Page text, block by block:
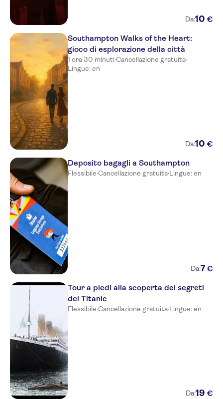
Da:10 €
Southampton Walks of the Heart:
gioco di esplorazione della città
1 ora 30 minuti·Cancellazione gratuita·
Lingue: en
Da:10 €
Deposito bagagli a Southampton
Flessibile·Cancellazione gratuita·Lingue: en
Da:7 €
Tour a piedi alla scoperta dei segreti
del Titanic
Flessibile·Cancellazione gratuita·Lingue: en
Da:19 €